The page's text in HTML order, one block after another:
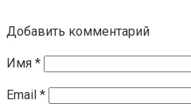
Добавить комментарий
Имя *
Email *